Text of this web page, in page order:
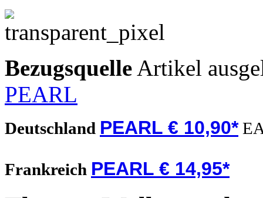
Bezugsquelle Artikel
PEARL
Deutschland PEARL € 10,90*
Frankreich PEARL € 14,95*